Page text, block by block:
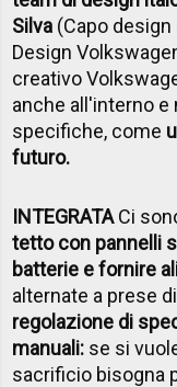
Silva (Capo design
Design
creativo
anche all'interno
specifiche, come
futuro.
INTEGRATACi
tetto con pannelli
batterie e fornire
alternate a prese
regolazione di
manuali: se si
sacrificio bisogna